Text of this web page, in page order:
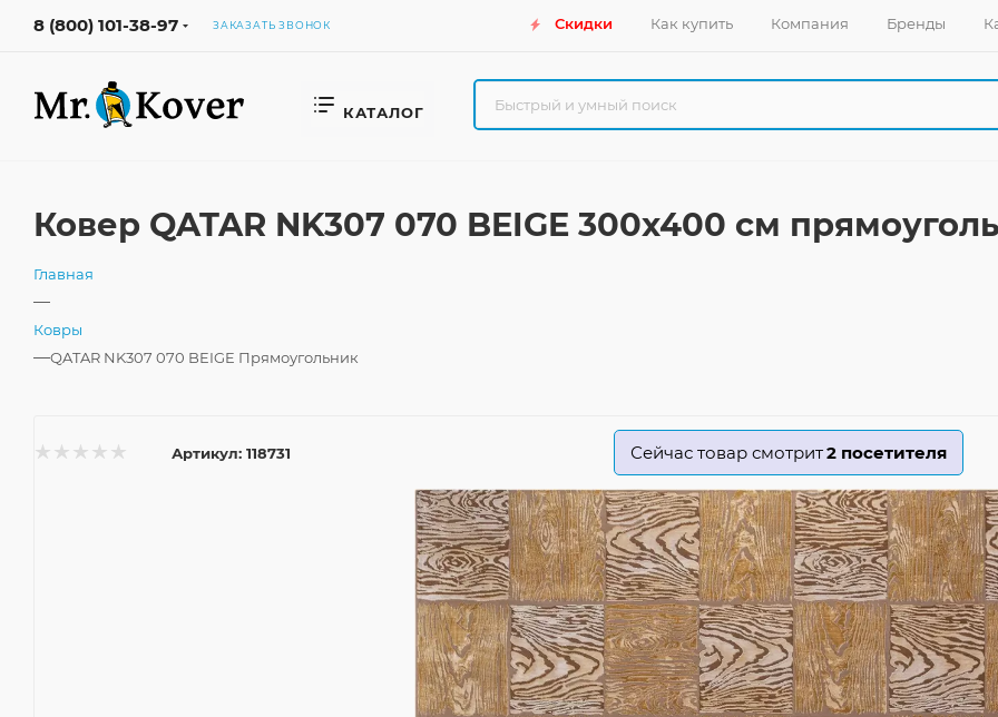
8 (800) 101-38-97 ЗАКАЗАТЬ ЗВОНОК Скидки Как купить Компания Бренды
КАТАЛОГ
Ковер QATAR NK307 070 BEIGE 300x400 см
Главная
—
Ковры
—QATAR NK307 070 BEIGE Прямоугольник
Артикул: 118731 Сейчас товар смотрит2 посетителя